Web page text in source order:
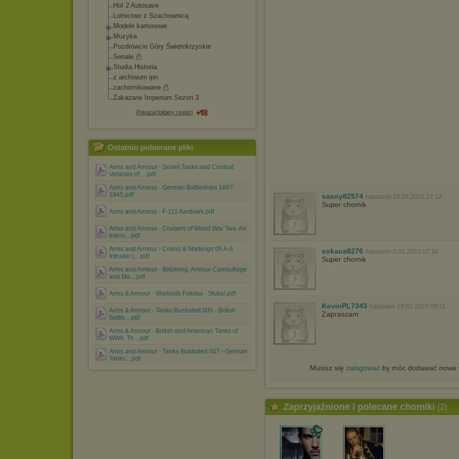
HoI 2 Autosave
Lotnictwo z Szachownicą
Modele kartonowe
Muzyka
Pozdrówcie Góry Świętokrzyskie
Seriale
Studia Historia
z archiwum ipn
zachomikowane
Zakazane Imperium Sezon 3
Pokazuj foldery i treści
Ostatnio pobierane pliki
Arms and Armour - Soviet Tanks and Combat
Vehicles of ....pdf
Arms and Armour - German Battleships 1897-
1945.pdf
Arms and Armour - F-111 Aardvark.pdf
Arms and Armour - Cruisers of World War Two. An
Intern....pdf
Arms and Armour - Colors & Markings 05 A-6
Intruder (....pdf
Arms and Armour - Blitzkrieg, Armour Camouflage
and Ma....pdf
Arms & Armour - Warbirds Fotofax - Stuka!.pdf
Arms & Armour - Tanks Illustrated 005 - British
Battle....pdf
Arms & Armour - British and American Tanks of
WWII. Th....pdf
Arms and Armour - Tanks Illustrated 007 - German
Tanks....pdf
sasoy82574 napisano 16.03.2022 17:12
Super chomik
xokaca8276 napisano 5.01.2023 07:16
Super chomik
KevinPL7343 napisano 19.01.2025 09:11
Zapraszam
Musisz się zalogowaćby móc dodawać nowe
Zaprzyjaźnione i polecane chomiki (2)